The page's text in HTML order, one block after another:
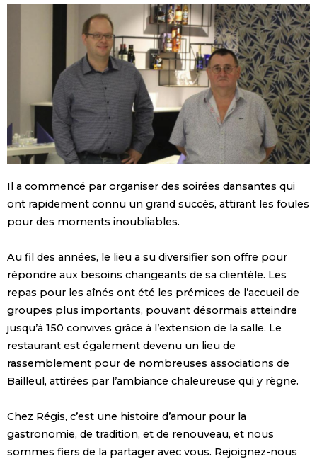
Il a commencé par organiser des soirées dansantes qui
ont rapidement connu un grand succès, attirant les foules
pour des moments inoubliables.
Au fil des années, le lieu a su diversifier son offre pour
répondre aux besoins changeants de sa clientèle. Les
repas pour les aînés ont été les prémices de l’accueil de
groupes plus importants, pouvant désormais atteindre
jusqu’à 150 convives grâce à l’extension de la salle. Le
restaurant est également devenu un lieu de
rassemblement pour de nombreuses associations de
Bailleul, attirées par l’ambiance chaleureuse qui y règne.
Chez Régis, c’est une histoire d’amour pour la
gastronomie, de tradition, et de renouveau, et nous
sommes fiers de la partager avec vous. Rejoignez-nous